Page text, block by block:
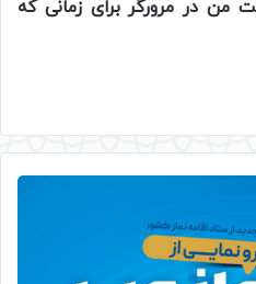
من در مرورگر برای زمانی که